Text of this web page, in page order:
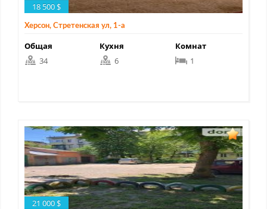
18 500 $
Херсон, Стретенская ул, 1-а
Общая
34
Кухня
6
Комнат
1
21 000 $